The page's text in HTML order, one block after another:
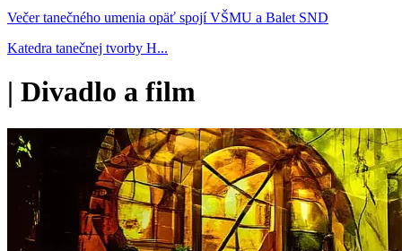
Večer tanečného umenia opäť spojí VŠMU a Balet SND
Katedra tanečnej tvorby H...
| Divadlo a film